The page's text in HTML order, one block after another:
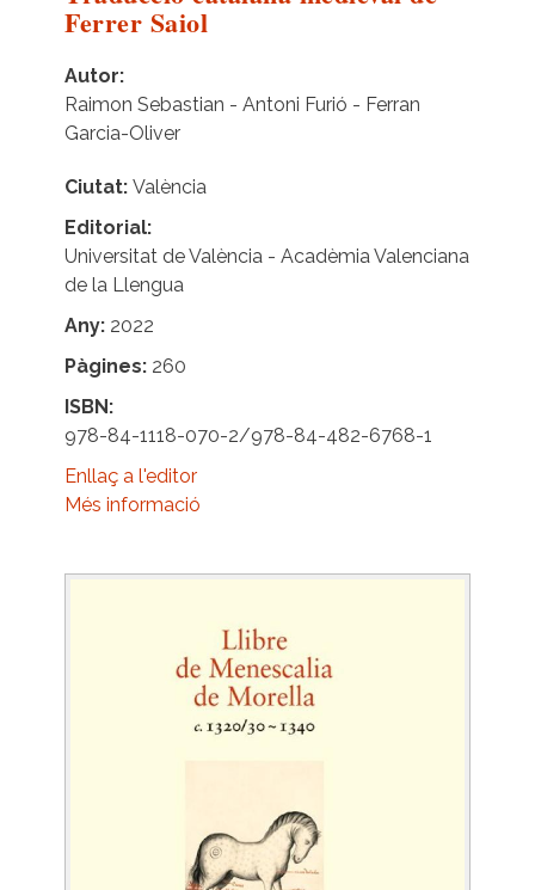
Ferrer Saiol
Autor
Raimon Sebastian - Antoni Furió - Ferran
Garcia-Oliver
Ciutat València
Editorial
Universitat de València - Acadèmia Valenciana
de la Llengua
Any 2022
Pàgines 260
ISBN
978-84-1118-070-2/978-84-482-6768-1
Enllaç a l'editor
Més informació